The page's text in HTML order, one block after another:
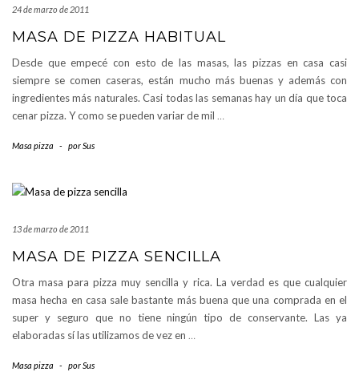
24 de marzo de 2011
MASA DE PIZZA HABITUAL
Desde que empecé con esto de las masas, las pizzas en casa casi
siempre se comen caseras, están mucho más buenas y además con
ingredientes más naturales. Casi todas las semanas hay un día que toca
cenar pizza. Y como se pueden variar de mil …
Masa pizza - porSus
13 de marzo de 2011
MASA DE PIZZA SENCILLA
Otra masa para pizza muy sencilla y rica. La verdad es que cualquier
masa hecha en casa sale bastante más buena que una comprada en el
super y seguro que no tiene ningún tipo de conservante. Las ya
elaboradas sí las utilizamos de vez en …
Masa pizza - porSus